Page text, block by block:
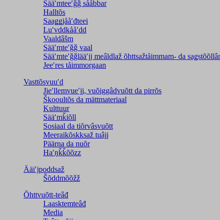
Sääʹmteeʹǧǧ sååbbar
Halltõs
Saaǥǥjååʹđteei
Luʹvddkååʹdd
Vaaldâšm
Sääʹmteʹǧǧ vaal
Sääʹmteʹǧǧlääʹjj meâldlaž õhttsažtåimmam- da
Jeeʹres tåimmorgaan
Vasttõsvuuʹd
Jieʹllemvueʹjj, vuõiggâdvuõtt da pirrõs
Škooultõs da mättmateriaal
Kulttuur
Sääʹmǩiõll
Sosiaal da tiõrvâsvuõtt
Meeraikõskksaž tuâjj
Päärna da nuõr
Haʹŋǩǩõõzz
Ääiʹjpoddsaž
Šõddmõõžž
Õhttvuõtt-teâđ
Laasktemteâđ
Media